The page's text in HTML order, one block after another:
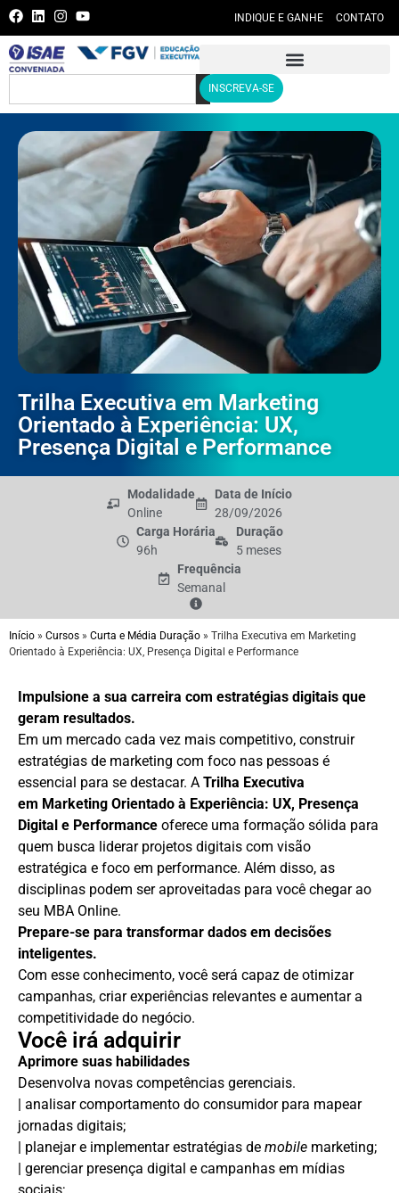
INDIQUE E GANHE CONTATO
INSCREVA-SE
Trilha Executiva em Marketing
Orientado à Experiência: UX,
Presença Digital e Performance
Modalidade
Online
Data de Início
28/09/2026
Carga Horária
96h
Duração
5 meses
Frequência
Semanal
Início » Cursos » Curta e Média Duração » Trilha Executiva em Marketing
Orientado à Experiência: UX, Presença Digital e Performance
Impulsione a sua carreira com estratégias digitais que
geram resultados.
Em um mercado cada vez mais competitivo, construir
estratégias de marketing com foco nas pessoas é
essencial para se destacar. A Trilha Executiva
em Marketing Orientado à Experiência: UX, Presença
Digital e Performance oferece uma formação sólida para
quem busca liderar projetos digitais com visão
estratégica e foco em performance. Além disso, as
disciplinas podem ser aproveitadas para você chegar ao
seu MBA Online.
Prepare-se para transformar dados em decisões
inteligentes.
Com esse conhecimento, você será capaz de otimizar
campanhas, criar experiências relevantes e aumentar a
competitividade do negócio.
Você irá adquirir
Aprimore suas habilidades
Desenvolva novas competências gerenciais.
| analisar comportamento do consumidor para mapear
jornadas digitais;
| planejar e implementar estratégias de mobile marketing;
| gerenciar presença digital e campanhas em mídias